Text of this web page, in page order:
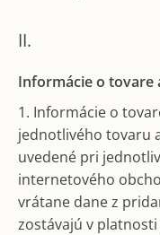
II.
Informácie o tovare
1. Informácie o
jednotlivého tovaru
uvedené pri
internetového
vrátane dane z
zostávajú v